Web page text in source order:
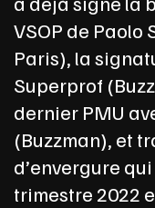
VSOP de Paolo
Paris), la
Superprof
dernier PMU
(Buzzman), et
d’envergure
trimestre 2022